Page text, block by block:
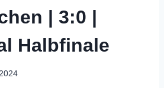
| 3:0 |
Halbfinale